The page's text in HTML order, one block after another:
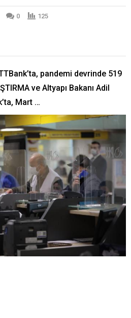
0
125
pandemi devrinde 519
ve Altyapı Bakanı Adil
Mart …